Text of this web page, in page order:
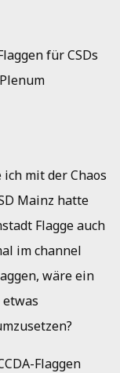
für CSDs
mit der Chaos
Mainz hatte
Flagge auch
im channel
wäre ein
Flaggen